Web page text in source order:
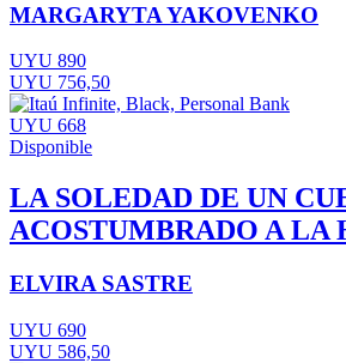
MARGARYTA YAKOVENKO
UYU 890
UYU 756,50
UYU 668
Disponible
LA SOLEDAD DE UN
ACOSTUMBRADO A LA
ELVIRA SASTRE
UYU 690
UYU 586,50